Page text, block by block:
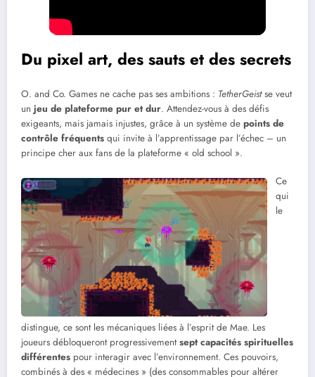
Du pixel art, des sauts et des secrets
O. and Co. Games ne cache pas ses ambitions : TetherGeistse veut
un jeu de plateforme pur et dur. Attendez-vous à des défis
exigeants, mais jamais injustes, grâce à un système de points de
contrôle fréquents qui invite à l’apprentissage par l’échec – un
principe cher aux fans de la plateforme « old school ».
Ce
qui
le
distingue, ce sont les mécaniques liées à l’esprit de Mae. Les
joueurs débloqueront progressivementsept capacités spirituelles
différentes pour interagir avec l’environnement. Ces pouvoirs,
combinés à des « médecines » (des consommables pour altérer